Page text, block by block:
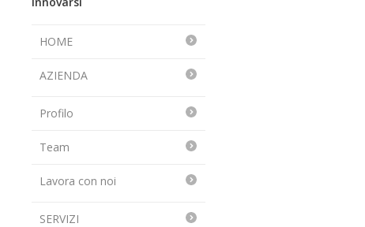
HOME
AZIENDA
Profilo
Team
Lavora con noi
SERVIZI